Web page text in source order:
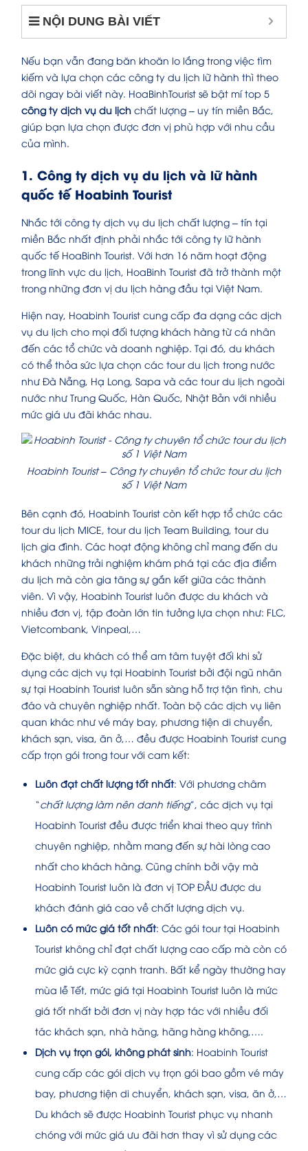
NỘI DUNG BÀI VIẾT
Nếu bạn vẫn đang băn khoăn lo lắng trong việc tìm
kiếm và lựa chọn các công ty du lịch lữ hành thì theo
dõi ngay bài viết này. HoaBinhTourist sẽ bật mí top 5
công ty dịch vụ du lịch chất lượng – uy tín miền Bắc,
giúp bạn lựa chọn được đơn vị phù hợp với nhu cầu
của mình.
1. Công ty dịch vụ du lịch và lữ hành
quốc tế Hoabinh Tourist
Nhắc tới công ty dịch vụ du lịch chất lượng – tín tại
miền Bắc nhất định phải nhắc tới công ty lữ hành
quốc tế HoaBinh Tourist. Với hơn 16 năm hoạt động
trong lĩnh vực du lịch, HoaBinh Tourist đã trở thành một
trong những đơn vị du lịch hàng đầu tại Việt Nam.
Hiện nay, Hoabinh Tourist cung cấp đa dạng các dịch
vụ du lịch cho mọi đối tượng khách hàng từ cá nhân
đến các tổ chức và doanh nghiệp. Tại đó, du khách
có thể thỏa sức lựa chọn các tour du lịch trong nước
như Đà Nẵng, Hạ Long, Sapa và các tour du lịch ngoài
nước như Trung Quốc, Hàn Quốc, Nhật Bản với nhiều
mức giá ưu đãi khác nhau.
Hoabinh Tourist – Công ty chuyên tổ chức tour du lịch
số 1 Việt Nam
Bên cạnh đó, Hoabinh Tourist còn kết hợp tổ chức các
tour du lịch MICE, tour du lịch Team Building, tour du
lịch gia đình. Các hoạt động không chỉ mang đến du
khách những trải nghiệm khám phá tại các địa điểm
du lịch mà còn gia tăng sự gắn kết giữa các thành
viên. Vì vậy, Hoabinh Tourist luôn được du khách và
nhiều đơn vị, tập đoàn lớn tin tưởng lựa chọn như: FLC,
Vietcombank, Vinpeal,…
Đặc biệt, du khách có thể am tâm tuyệt đối khi sử
dụng các dịch vụ tại Hoabinh Tourist bởi đội ngũ nhân
sự tại Hoabinh Tourist luôn sẵn sàng hỗ trợ tận tình, chu
đáo và chuyên nghiệp nhất. Toàn bộ các dịch vụ liên
quan khác như vé máy bay, phương tiện di chuyển,
khách sạn, visa, ăn ở,… đều được Hoabinh Tourist cung
cấp trọn gói trong tour với cam kết:
Luôn đạt chất lượng tốt nhất: Với phương châm
“chất lượng làm nên danh tiếng”, các dịch vụ tại
Hoabinh Tourist đều được triển khai theo quy trình
chuyên nghiệp, nhằm mang đến sự hài lòng cao
nhất cho khách hàng. Cũng chính bởi vậy mà
Hoabinh Tourist luôn là đơn vị TOP ĐẦU được du
khách đánh giá cao về chất lượng dịch vụ.
Luôn có mức giá tốt nhất: Các gói tour tại Hoabinh
Tourist không chỉ đạt chất lượng cao cấp mà còn có
mức giá cực kỳ cạnh tranh. Bất kể ngày thường hay
mùa lễ Tết, mức giá tại Hoabinh Tourist luôn là mức
giá tốt nhất bởi đơn vị này hợp tác với nhiều đối
tác khách sạn, nhà hàng, hãng hàng không,….
Dịch vụ trọn gói, không phát sinh: Hoabinh Tourist
cung cấp các gói dịch vụ trọn gói bao gồm vé máy
bay, phương tiện di chuyển, khách sạn, visa, ăn ở,…
Du khách sẽ được Hoabinh Tourist phục vụ nhanh
chóng với mức giá ưu đãi hơn thay vì sử dụng các